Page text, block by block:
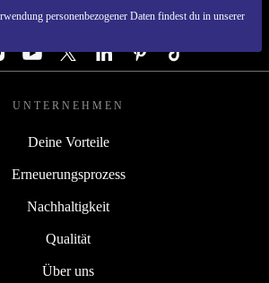
personenbezogener Daten findest du in unserer
FOLGE UNS
UNTERNEHMEN
Deine Vorteile
Erneuerungsprozess
Nachhaltigkeit
Qualität
Über uns